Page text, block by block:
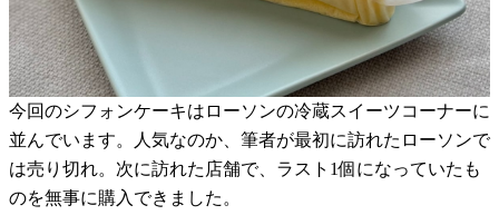
今回のシフォンケーキはローソンの冷蔵スイーツコーナーに
並んでいます。人気なのか、筆者が最初に訪れたローソンで
は売り切れ。次に訪れた店舗で、ラスト1個になっていたも
のを無事に購入できました。